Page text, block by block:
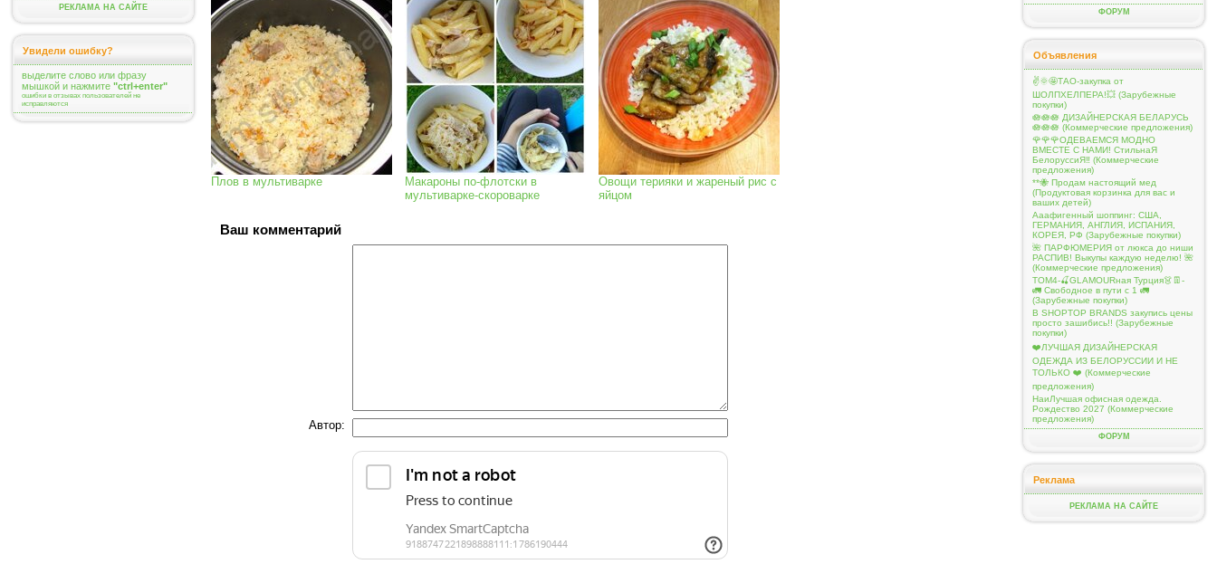
РЕКЛАМА НА САЙТЕ
Увидели ошибку?
выделите слово или фразу
мышкой и нажмите "ctrl+enter"
ошибки в отзывах пользователей не
исправляются
Плов в мультиварке
Макароны по-флотски в
мультиварке-скороварке
Овощи терияки и жареный рис с
яйцом
Ваш комментарий
Автор:
ФОРУМ
Объявления
✌️🌞🤩ТАО-закупка от
ШОЛПХЕЛПЕРА!💥 (Зарубежные
покупки)
🪷🪷🪷 ДИЗАЙНЕРСКАЯ БЕЛАРУСЬ
🪷🪷🪷 (Коммерческие предложения)
🌹🌹🌹ОДЕВАЕМСЯ МОДНО
ВМЕСТЕ С НАМИ! СтильнаЯ
БелоруссиЯ‼ (Коммерческие
предложения)
**🐝 Продам настоящий мед
(Продуктовая корзинка для вас и
ваших детей)
Ааафигенный шоппинг: США,
ГЕРМАНИЯ, АНГЛИЯ, ИСПАНИЯ,
КОРЕЯ, РФ (Зарубежные покупки)
🌺 ПАРФЮМЕРИЯ от люкса до ниши
РАСПИВ! Выкупы каждую неделю! 🌺
(Коммерческие предложения)
ТОМ4-🍒GLAMOURная Турция👗👖-
🚛 Свободное в пути с 1 🚛
(Зарубежные покупки)
В SHOPTOP BRANDS закупись цены
просто зашибись!! (Зарубежные
покупки)
❤️ЛУЧШАЯ ДИЗАЙНЕРСКАЯ
ОДЕЖДА ИЗ БЕЛОРУССИИ И НЕ
ТОЛЬКО ❤️ (Коммерческие
предложения)
НаиЛучшая офисная одежда.
Рождество 2027 (Коммерческие
предложения)
ФОРУМ
Реклама
РЕКЛАМА НА САЙТЕ